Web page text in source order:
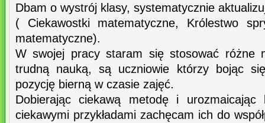
Dbam o wystrój klasy, systematycznie
( Ciekawostki matematyczne, Królestwo
matematyczne).
W swojej pracy staram się stosować różne
trudną nauką, są uczniowie którzy bojąc
pozycję bierną w czasie zajęć.
Dobierając ciekawą metodę i urozmaicając
ciekawymi przykładami zachęcam ich do